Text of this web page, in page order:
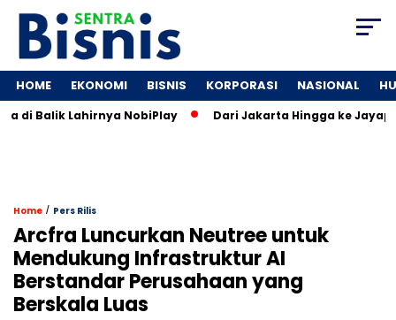
HOME EKONOMI BISNIS KORPORASI NASIONAL
di Balik Lahirnya NobiPlay Dari Jakarta Hingga ke
Home / Pers Rilis
Arcfra Luncurkan Neutree untuk
Mendukung Infrastruktur AI
Berstandar Perusahaan yang
Berskala Luas